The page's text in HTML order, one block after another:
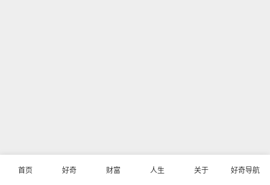
首页 好奇 财富 人生 关于 好奇导航